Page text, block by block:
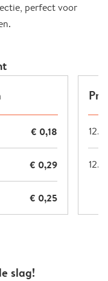
perfect voor
€ 0,18
€ 0,29
€ 0,25
slag!